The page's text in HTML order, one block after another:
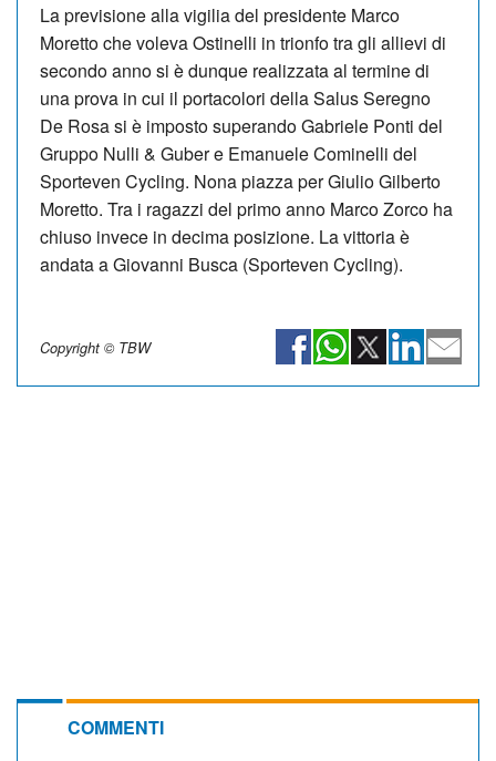
La previsione alla vigilia del presidente Marco
Moretto che voleva Ostinelli in trionfo tra gli allievi di
secondo anno si è dunque realizzata al termine di
una prova in cui il portacolori della Salus Seregno
De Rosa si è imposto superando Gabriele Ponti del
Gruppo Nulli & Guber e Emanuele Cominelli del
Sporteven Cycling. Nona piazza per Giulio Gilberto
Moretto. Tra i ragazzi del primo anno Marco Zorco ha
chiuso invece in decima posizione. La vittoria è
andata a Giovanni Busca (Sporteven Cycling).
Copyright © TBW
COMMENTI